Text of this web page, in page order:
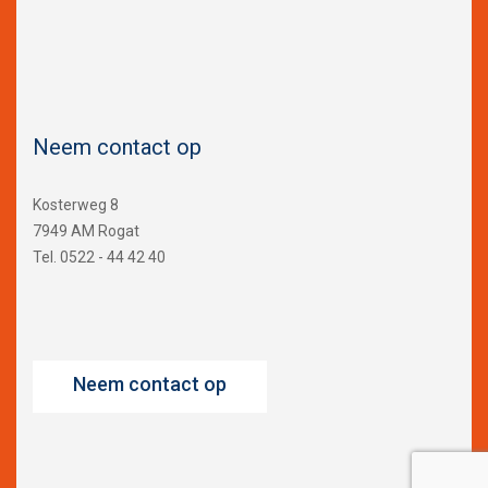
Neem contact op
Kosterweg 8
7949 AM Rogat
Tel. 0522 - 44 42 40
Neem contact op